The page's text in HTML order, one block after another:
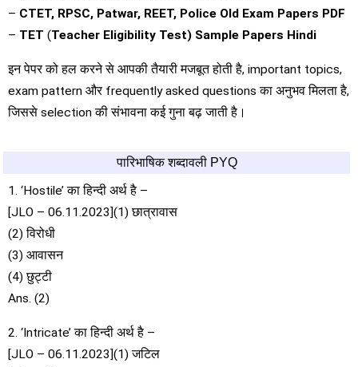
– CTET, RPSC, Patwar, REET, Police Old Exam Papers PDF
– TET (Teacher Eligibility Test) Sample Papers Hindi
इन पेपर को हल करने से आपकी तैयारी मजबूत होती है, important topics,
exam pattern और frequently asked questions का अनुभव मिलता है,
जिससे selection की संभावना कई गुना बढ़ जाती है।
पारिभाषिक शब्दावली PYQ
1. ‘Hostile’ का हिन्दी अर्थ है –
[JLO – 06.11.2023](1) छात्रावास
(2) विरोधी
(3) आवासन
(4) छुट्टी
Ans. (2)
2. ‘Intricate’ का हिन्दी अर्थ है –
[JLO – 06.11.2023](1) जटिल